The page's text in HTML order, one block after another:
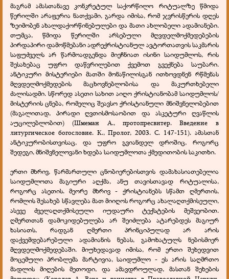
მაგრამ ამასთანავე კონკრეტულ საქორწილო რიტუალზე წმიდა
წერილში არაფერია ნათქვამი, გარდა იმისა, რომ ჯვრისწერის დღეს
ზეიმობენ ახალდაქორწინებულები და მათი ახლობელი ადამიანები.
თუმცა, წმიდა წერილში არსებული მღვდელმოქმედებების
პირდაპირი დამოწმებანი ადრექრისტიანულ ავტორთათვის საკმარის
საფუძველს არ წარმოადგენდა მიეჩნიათ ისინი საიდუმლოს, რის
შესახებაც უფრო დაწვრილებით ქვემოთ გვექნება საუბარი.
ანტიკური მისტერიები მათში მონაწილისგან ითხოვდნენ რწმენას
მღვდელმოქმედების მაცხოვნებლობისა და მაკურთხებელი
ძალისადმი. სწორედ ასეთი სახით აიღო ქრისტიანობამ საიდუმლოს/
მისტერიის ცნება, რომელიც შეავსო ქრისტიანული მნიშვნელობებით
(მაგალითად, პირადი ღვთისმოსაობით და ასკეტური ღვაწლის
აუცილებლობით) (Шмеман А., протопресвитер. Введение в
литургическое богословие. К., Пролог, 2003. С. 147-151). ამასთან
ანტიკურობისთვისაც, და უფრო გვიანდელ დროშიც, როგორც
შედეგი, მნიშვნელოვანი ხდება საიდუმლოთა ქმედითობის საკითხი.
ერთი მხრივ, წარმართული ცნობიერებისთვის დამახასიათებელია
საიდუმლოთა მაგიური აღქმა, ანუ თავისთავად რიტუალისა,
როგორც ასეთის. მეორე მხრივ - ქრისტიანებს სწამთ ღმერთის,
რომლის შესახებ სწავლება მათ მიიღოს როგორც ახალაღთქმისეული,
ასევე ძველაღთქმისეული იუდაური ტექსტების მეშვეობით.
ღმერთთან დამოკიდებულება არ შეიძლება ატარებდეს მაგიურ
ხასიათს, რადგან ღმერთი პრინციპულად არ არის
დაქვემდებარებული ადამიანის ნებას, გამოხატულს ნებისმიერ
მღვდელმოქმედებაში. მიუხედავად იმისა, რომ ერთი შეხედვით
მოცემული პრობლემა მარტივია, საიდუმლო - ეს არის საღმრთო
მადლის მიღების მეთოდი, და ამავდროულად, მასთან შეხების